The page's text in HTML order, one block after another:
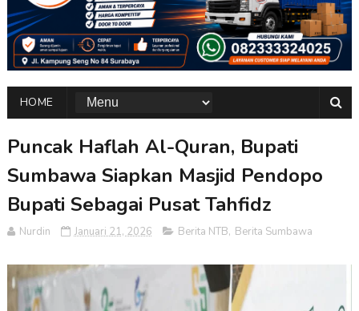
HOME
Puncak Haflah Al-Quran, Bupati
Sumbawa Siapkan Masjid Pendopo
Bupati Sebagai Pusat Tahfidz
Nurdin Januari 21, 2026 Berita NTB, Berita Sumbawa